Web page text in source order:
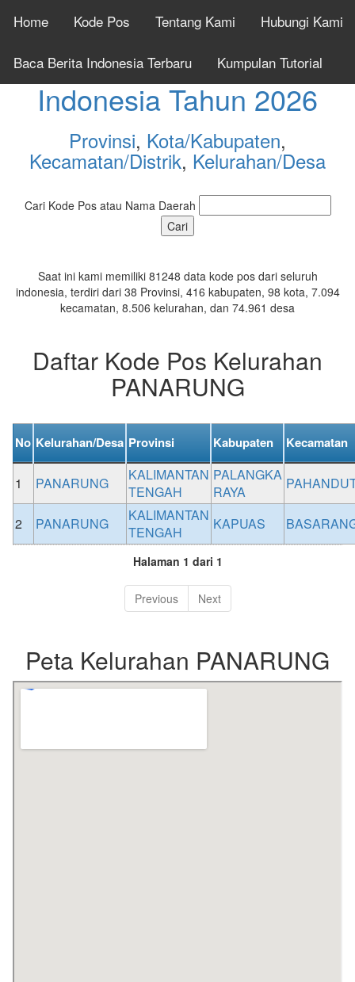
Home Kode Pos Tentang Kami Hubungi Kami
Baca Berita Indonesia Terbaru Kumpulan Tutorial
Cek Kode Pos Seluruh
Indonesia Tahun 2026
Provinsi, Kota/Kabupaten,
Kecamatan/Distrik, Kelurahan/Desa
Cari Kode Pos atau Nama Daerah
Saat ini kami memiliki 81248 data kode pos dari seluruh
indonesia, terdiri dari 38 Provinsi, 416 kabupaten, 98 kota, 7.094
kecamatan, 8.506 kelurahan, dan 74.961 desa
Daftar Kode Pos Kelurahan
PANARUNG
No Kelurahan/Desa Provinsi Kabupaten Kecamatan
1 PANARUNG
KALIMANTAN
TENGAH
PALANGKA
RAYA
2 PANARUNG
KALIMANTAN
TENGAH
KAPUAS
Halaman 1 dari 1
Previous Next
Peta Kelurahan PANARUNG